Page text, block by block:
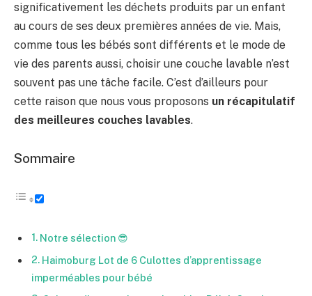
significativement les déchets produits par un enfant
au cours de ses deux premières années de vie. Mais,
comme tous les bébés sont différents et le mode de
vie des parents aussi, choisir une couche lavable n’est
souvent pas une tâche facile. C’est d’ailleurs pour
cette raison que nous vous proposons un récapitulatif
des meilleures couches lavables.
Sommaire
Notre sélection 😎
Haimoburg Lot de 6 Culottes d’apprentissage
imperméables pour bébé